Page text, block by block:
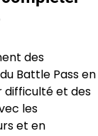
des
Battle Pass en
difficulté et des
les
et en